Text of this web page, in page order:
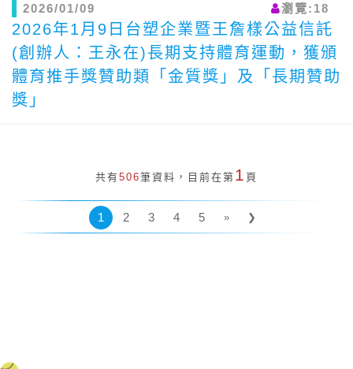
2026/01/09 瀏覽:18
2026年1月9日台塑企業暨王詹樣公益信託
(創辦人：王永在)長期支持體育運動，獲頒
體育推手獎贊助類「金質獎」及「長期贊助
獎」
共有506筆資料，目前在第 1 頁
1 2 3 4 5 » ❯